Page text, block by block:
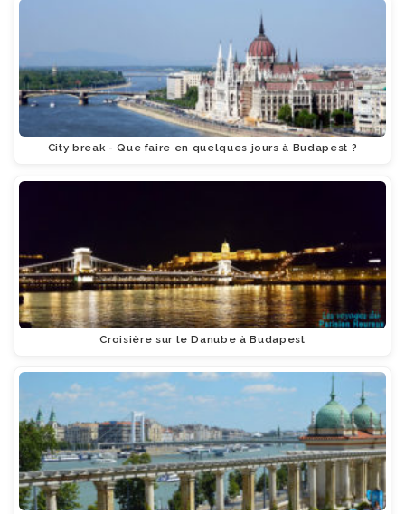
City break - Que faire en quelques jours à Budapest ?
Croisière sur le Danube à Budapest